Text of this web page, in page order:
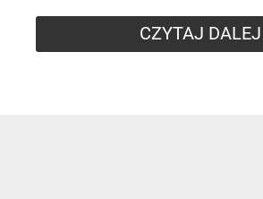
CZYTAJ DALEJ